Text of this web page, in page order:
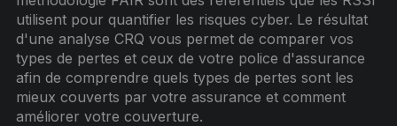
utilisent pour quantifier les risques cyber. Le résultat
d'une analyse CRQ vous permet de comparer vos
types de pertes et ceux de votre police d'assurance
afin de comprendre quels types de pertes sont les
mieux couverts par votre assurance et comment
améliorer votre couverture.